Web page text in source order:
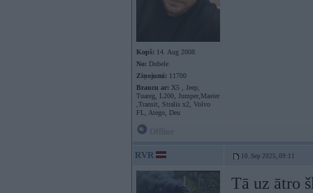
Kopš: 14. Aug 2008
No: Dobele
Ziņojumi: 11700
Braucu ar: X5 , Jeep,
Tuareg, L200, Jumper,Master
,Transit, Stralis x2, Volvo
FL, Atego, Deu
RVR 10. Sep 2025, 09:11
Tā uz ātro